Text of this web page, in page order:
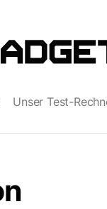
Unser Test-